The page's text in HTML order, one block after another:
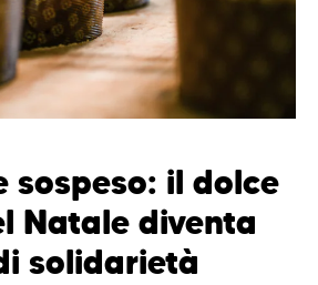
sospeso: il dolce
Natale diventa
solidarietà